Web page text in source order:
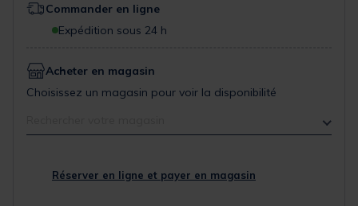
Commander en ligne
Expédition sous 24 h
Acheter en magasin
Choisissez un magasin pour voir la disponibilité
Réserver en ligne et payer en magasin